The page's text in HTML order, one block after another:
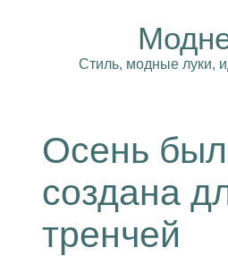
Стиль, модные луки,
Осень
создана
тренчей